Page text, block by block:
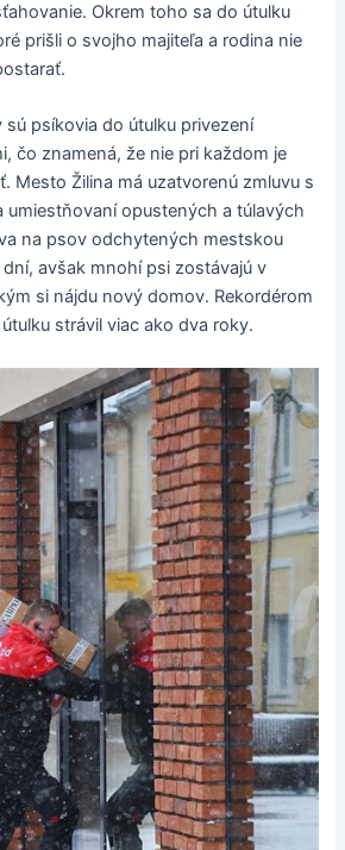
Okrem toho sa do útulku
prišli o svojho majiteľa a rodina nie
sú psíkovia do útulku privezení
čo znamená, že nie pri každom je
Mesto Žilina má uzatvorenú zmluvu s
umiestňovaní opustených a túlavých
na psov odchytených mestskou
avšak mnohí psi zostávajú v
si nájdu nový domov. Rekordérom
strávil viac ako dva roky.